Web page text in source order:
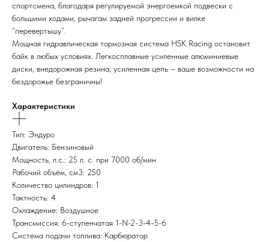
спортсмена, благодаря регулируемой энергоемкой подвески с
большими ходами, рычагам задней прогрессии и вилке
“перевертышу”.
Мощная гидравлическая тормозная система HSK Racing остановит
байк в любых условиях. Легкосплавные усиленные алюминиевые
диски, внедорожная резина, усиленная цепь – ваше возможности на
бездорожье безграничны!
Характеристики
Тип: Эндуро
Двигатель: Бензиновый
Мощность, л.с.: 25 л. с. при 7000 об/мин
Рабочий объём, см3: 250
Количество цилиндров: 1
Тактность: 4
Охлаждение: Воздушное
Трансмиссия: 6-ступенчатая 1-N-2-3-4-5-6
Система подачи топлива: Карбюратор